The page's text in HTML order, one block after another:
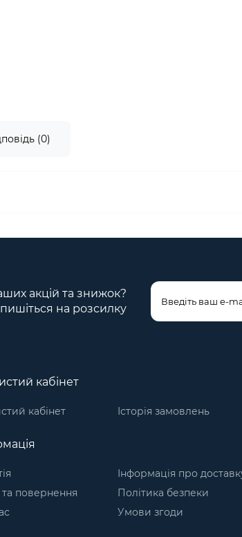
(0)
акцій та знижок?
на розсилку
кабінет
кабінет Історія замовлень
повернення
Інформація про
Політика безпеки
Умови згоди